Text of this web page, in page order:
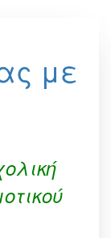
με